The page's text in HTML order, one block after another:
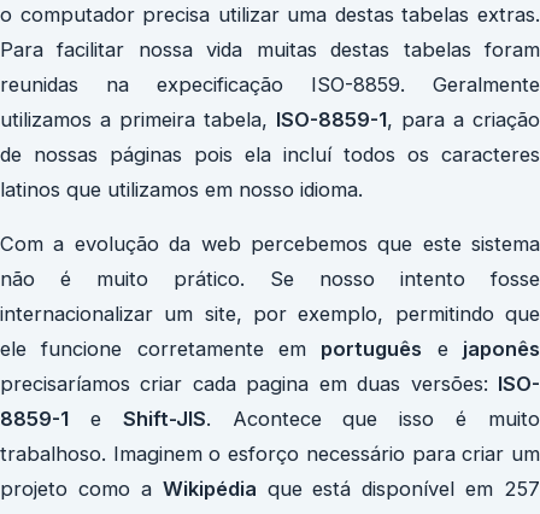
o computador precisa utilizar uma destas tabelas extras.
Para facilitar nossa vida muitas destas tabelas foram
reunidas na expecificação ISO-8859. Geralmente
utilizamos a primeira tabela, ISO-8859-1, para a criação
de nossas páginas pois ela incluí todos os caracteres
latinos que utilizamos em nosso idioma.
Com a evolução da web percebemos que este sistema
não é muito prático. Se nosso intento fosse
internacionalizar um site, por exemplo, permitindo que
ele funcione corretamente em português e japonês
precisaríamos criar cada pagina em duas versões: ISO-
8859-1 e Shift-JIS. Acontece que isso é muito
trabalhoso. Imaginem o esforço necessário para criar um
projeto como a Wikipédia que está disponível em 257